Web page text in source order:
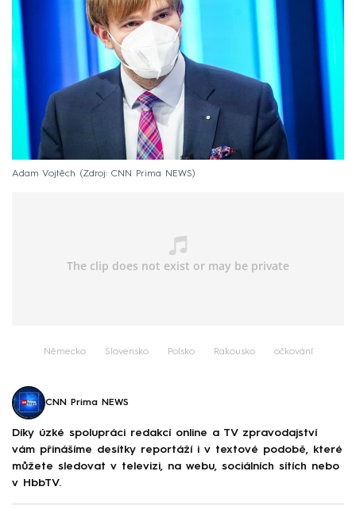
Adam Vojtěch Zdroj: CNN Prima NEWS
Německo Slovensko Polsko Rakousko očkování
CNN Prima NEWS
Díky úzké spolupráci redakcí online a TV zpravodajství
vám přinášíme desítky reportáží i v textové podobě, které
můžete sledovat v televizi, na webu, sociálních sítích nebo
v HbbTV.